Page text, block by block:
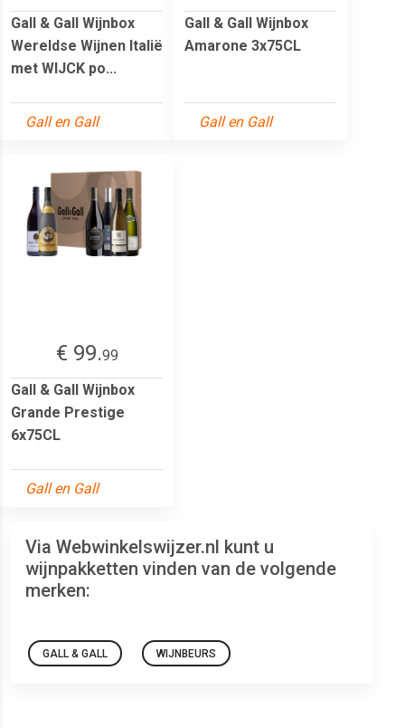
Gall & Gall Wijnbox
Wereldse Wijnen Italië
met WIJCK po...
Gall en Gall
Gall & Gall Wijnbox
Amarone 3x75CL
Gall en Gall
€ 99.99
Gall & Gall Wijnbox
Grande Prestige
6x75CL
Gall en Gall
Via Webwinkelswijzer.nl kunt u
wijnpakketten vinden van de volgende
merken:
GALL & GALL WIJNBEURS